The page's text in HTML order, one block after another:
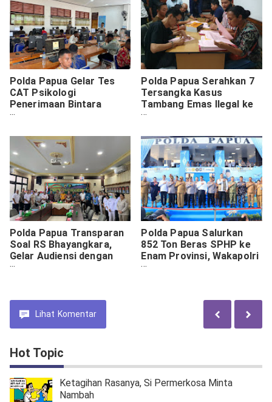
Polda Papua Gelar Tes
CAT Psikologi
Penerimaan Bintara
Brimob di 13 Lokasi,
Polda Papua Serahkan 7
Tersangka Kasus
Tambang Emas Ilegal ke
Kejaksaan Negeri
Polda Papua Transparan
Soal RS Bhayangkara,
Gelar Audiensi dengan
Kemendagri dan MRP
Polda Papua Salurkan
852 Ton Beras SPHP ke
Enam Provinsi, Wakapolri
Pastikan Stok Aman
Lihat Komentar
Hot Topic
Ketagihan Rasanya, Si Permerkosa Minta
Nambah